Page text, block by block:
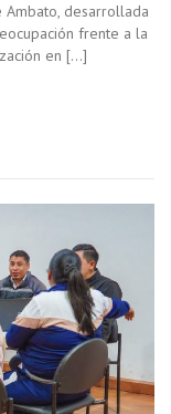
Ambato, desarrollada
frente a la
en […]